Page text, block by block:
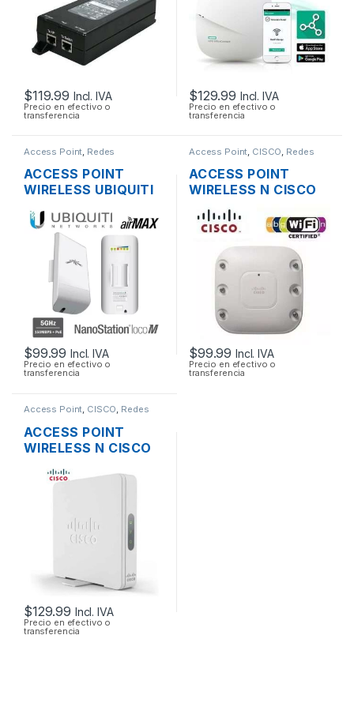
$119.99 Incl. IVA
Precio en efectivo o
transferencia
POE
$129.99 Incl. IVA
Precio en efectivo o
transferencia
Access Point Redes
ACCESS POINT
WIRELESS UBIQUITI
LOCOM5 AIRMAX
5GHZ 13DBI MIMO
200MW 150MBPS +
POE OUTDOOR
$99.99 Incl. IVA
Precio en efectivo o
transferencia
Access Point CISCO Redes
ACCESS POINT
WIRELESS N CISCO
AIRONET AIR-
AP1262N-A-K9 DUAL
BAND 600MBPS
GIGABIT SOPORTE
POE
$99.99 Incl. IVA
Precio en efectivo o
transferencia
Access Point, CISCO, Redes
ACCESS POINT
WIRELESS N CISCO
NA DUAL BAND
SOPORTE POE +
FUENTE
$129.99 Incl. IVA
Precio en efectivo o
transferencia